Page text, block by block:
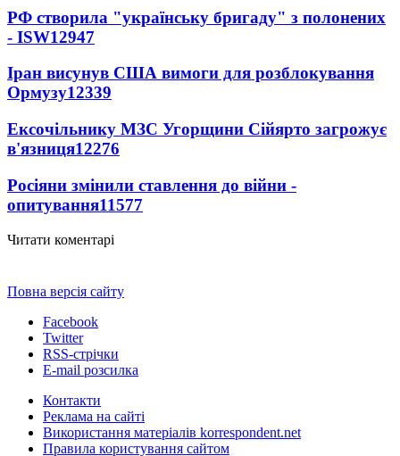
РФ створила "українську бригаду" з полонених
- ISW12947
Іран висунув США вимоги для розблокування
Ормузу12339
Ексочільнику МЗС Угорщини Сійярто загрожує
в'язниця12276
Росіяни змінили ставлення до війни -
опитування11577
Читати коментарі
Повна версія сайту
Facebook
Twitter
RSS-стрічки
E-mail розсилка
Контакти
Реклама на сайті
Використання матеріалів korrespondent.net
Правила користування сайтом